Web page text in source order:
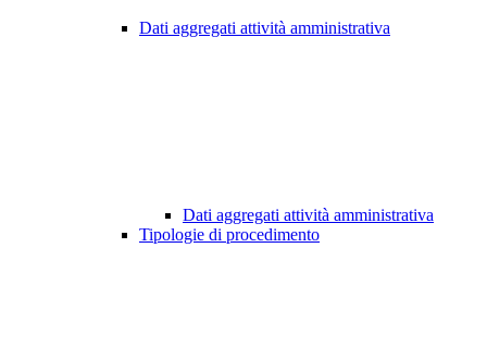
Dati aggregati attività amministrativa
Dati aggregati attività amministrativa
Tipologie di procedimento